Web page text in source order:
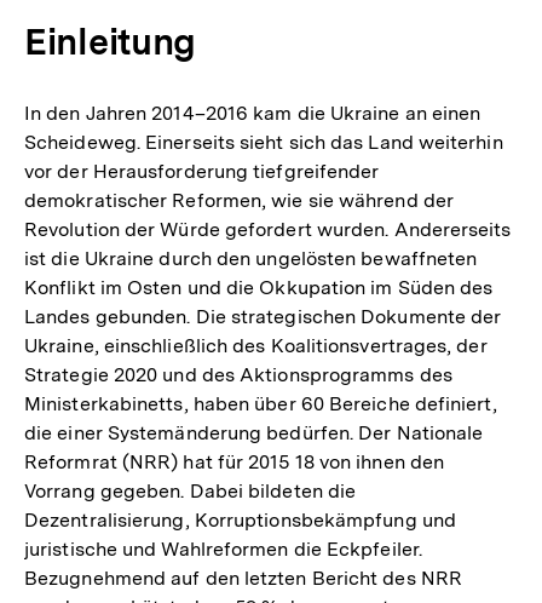
Einleitung
In den Jahren 2014–2016 kam die Ukraine an einen
Scheideweg. Einerseits sieht sich das Land weiterhin
vor der Herausforderung tiefgreifender
demokratischer Reformen, wie sie während der
Revolution der Würde gefordert wurden. Andererseits
ist die Ukraine durch den ungelösten bewaffneten
Konflikt im Osten und die Okkupation im Süden des
Landes gebunden. Die strategischen Dokumente der
Ukraine, einschließlich des Koalitionsvertrages, der
Strategie 2020 und des Aktionsprogramms des
Ministerkabinetts, haben über 60 Bereiche definiert,
die einer Systemänderung bedürfen. Der Nationale
Reformrat (NRR) hat für 2015 18 von ihnen den
Vorrang gegeben. Dabei bildeten die
Dezentralisierung, Korruptionsbekämpfung und
juristische und Wahlreformen die Eckpfeiler.
Bezugnehmend auf den letzten Bericht des NRR